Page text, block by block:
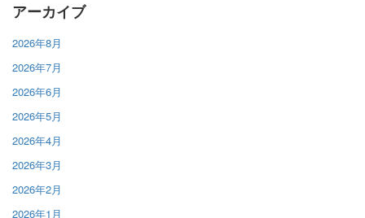
アーカイブ
2026年8月
2026年7月
2026年6月
2026年5月
2026年4月
2026年3月
2026年2月
2026年1月